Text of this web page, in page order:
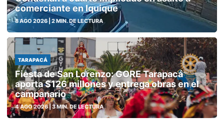
comerciante en Iquique
8 AGO 2026| 2 MIN. DE LECTURA
TARAPACÁ
Fiesta de San Lorenzo: GORE Tarapacá
aporta $126 millones y entrega obras en el
campanario
4 AGO 2026| 3 MIN. DE LECTURA